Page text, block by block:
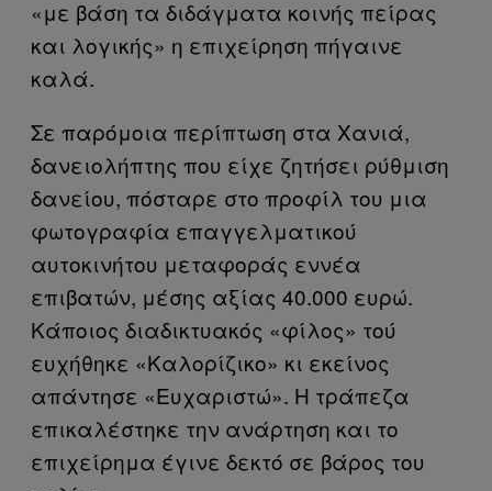
«με βάση τα διδάγματα κοινής πείρας
και λογικής» η επιχείρηση πήγαινε
καλά.
Σε παρόμοια περίπτωση στα Χανιά,
δανειολήπτης που είχε ζητήσει ρύθμιση
δανείου, πόσταρε στο προφίλ του μια
φωτογραφία επαγγελματικού
αυτοκινήτου μεταφοράς εννέα
επιβατών, μέσης αξίας 40.000 ευρώ.
Κάποιος διαδικτυακός «φίλος» τού
ευχήθηκε «Καλορίζικο» κι εκείνος
απάντησε «Ευχαριστώ». Η τράπεζα
επικαλέστηκε την ανάρτηση και το
επιχείρημα έγινε δεκτό σε βάρος του